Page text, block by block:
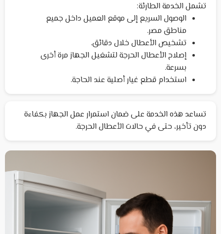
تشمل الخدمة الطارئة:
الوصول السريع إلى موقع العميل داخل جميع
مناطق مصر.
تشخيص الأعطال خلال دقائق.
إصلاح الأعطال الحرجة لتشغيل الجهاز مرة أخرى
بسرعة.
استخدام قطع غيار أصلية عند الحاجة.
تساعد هذه الخدمة على ضمان استمرار عمل الجهاز بكفاءة
دون تأخير، حتى في حالات الأعطال الحرجة.